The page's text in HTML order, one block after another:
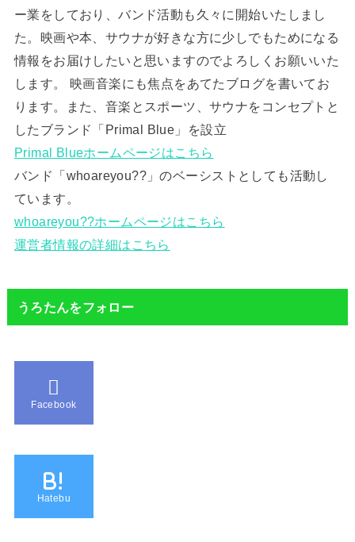
ー業をしており、バンド活動も久々に開始いたしまし
た。映画や本、サウナが好きな方に少しでもためになる
情報をお届けしたいと思いますのでよろしくお願いいた
します。 映画音楽にも焦点をあてたブログを書いてお
ります。また、音楽とスポーツ、サウナをコンセプトと
したブランド「Primal Blue」を設立
Primal Blueホームページはこちら
バンド「whoareyou??」のベーシストとしても活動し
ています。
whoareyou??ホームページはこちら
運営者情報の詳細はこちら
うろたんをフォロー
Facebook
B!
Hatebu